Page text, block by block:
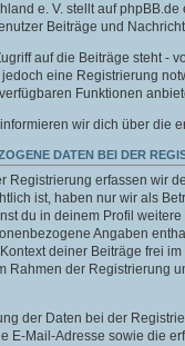
e. V. stellt auf
Beiträge und
auf die Beiträge steht -
eine Registrierung
Funktionen
wir dich über die
DATEN BEI DER
Registrierung erfassen wir
ist, haben nur wir als
du in deinem Profil
Angaben
deiner Beiträge frei
Rahmen der Registrierung
der Daten bei der
E-Mail-Adresse sowie die